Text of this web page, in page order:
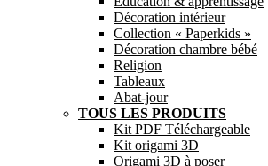
Décoration intérieur
Collection « Paperkids »
Décoration chambre bébé
Religion
Tableaux
Abat-jour
TOUS LES PRODUITS
Kit PDF Téléchargeable
Kit origami 3D
Origami 3D à poser